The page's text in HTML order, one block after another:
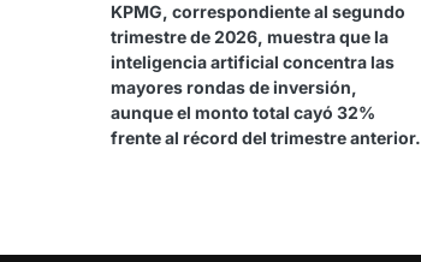
KPMG, correspondiente al segundo
trimestre de 2026, muestra que la
inteligencia artificial concentra las
mayores rondas de inversión,
aunque el monto total cayó 32%
frente al récord del trimestre anterior.